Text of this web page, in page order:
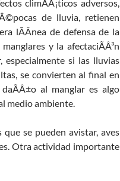
climÃÂ¡ticos adversos,
de lluvia, retienen
lÃÂ­nea de defensa de la
y la afectaciÃÂ³n
si las lluvias
se convierten al final en
al manglar es algo
medio ambiente.
se pueden avistar, aves
Otra actividad importante